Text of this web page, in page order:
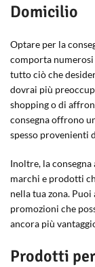
Domicilio
Optare per la
comporta
tutto ciò che
dovrai più
shopping o di
consegna offrono
spesso provenienti
Inoltre, la
marchi e prodotti
nella tua zona.
promozioni che
ancora più
Prodotti